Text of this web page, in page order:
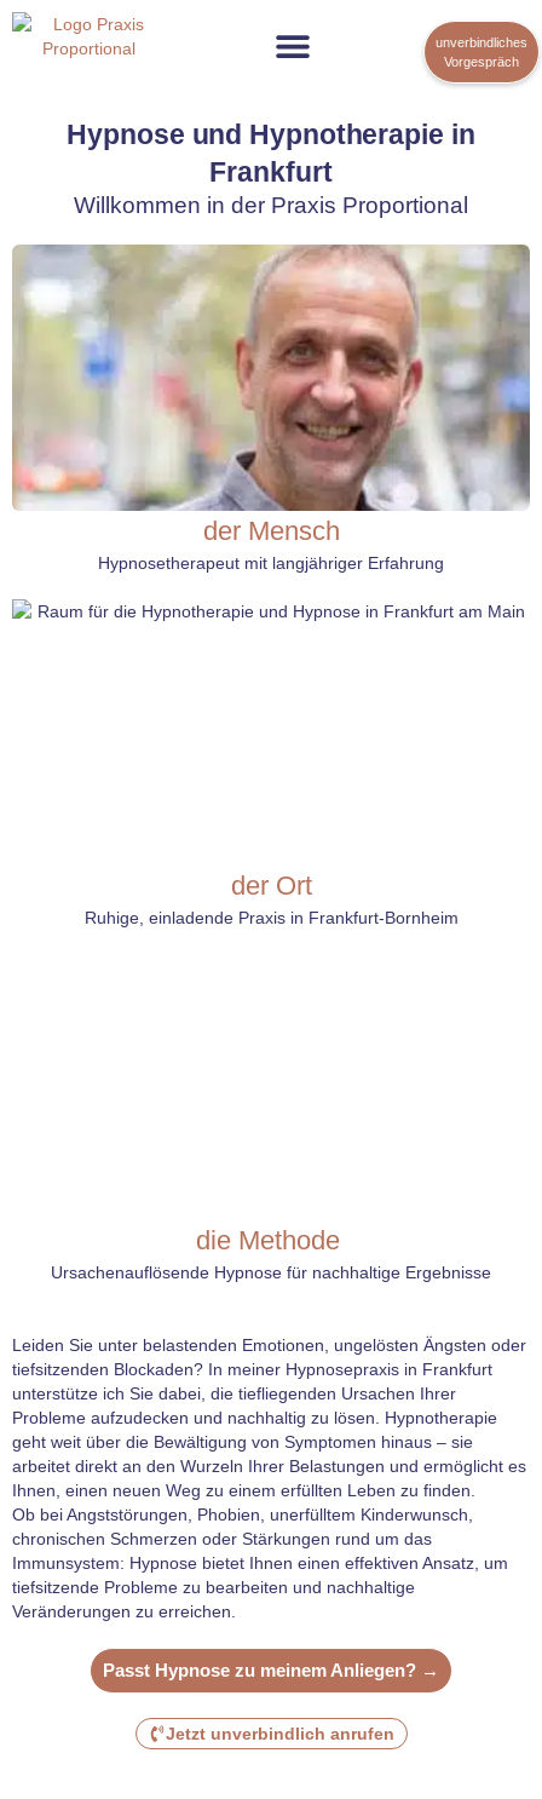
unverbindliches
Vorgespräch
Hypnose und Hypnotherapie in
Frankfurt
Willkommen in der Praxis Proportional
der Mensch
Hypnosetherapeut mit langjähriger Erfahrung
der Ort
Ruhige, einladende Praxis in Frankfurt-Bornheim
die Methode
Ursachenauflösende Hypnose für nachhaltige Ergebnisse
Leiden Sie unter belastenden Emotionen, ungelösten Ängsten oder
tiefsitzenden Blockaden? In meiner Hypnosepraxis in Frankfurt
unterstütze ich Sie dabei, die tiefliegenden Ursachen Ihrer
Probleme aufzudecken und nachhaltig zu lösen. Hypnotherapie
geht weit über die Bewältigung von Symptomen hinaus – sie
arbeitet direkt an den Wurzeln Ihrer Belastungen und ermöglicht es
Ihnen, einen neuen Weg zu einem erfüllten Leben zu finden.
Ob bei Angststörungen, Phobien, unerfülltem Kinderwunsch,
chronischen Schmerzen oder Stärkungen rund um das
Immunsystem: Hypnose bietet Ihnen einen effektiven Ansatz, um
tiefsitzende Probleme zu bearbeiten und nachhaltige
Veränderungen zu erreichen.
Passt Hypnose zu meinem Anliegen? →
Jetzt unverbindlich anrufen